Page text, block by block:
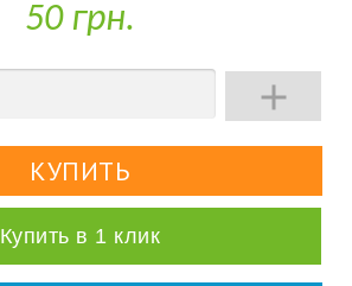
50 грн.

Купить в 1 клик